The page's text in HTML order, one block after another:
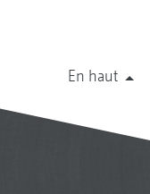
En haut